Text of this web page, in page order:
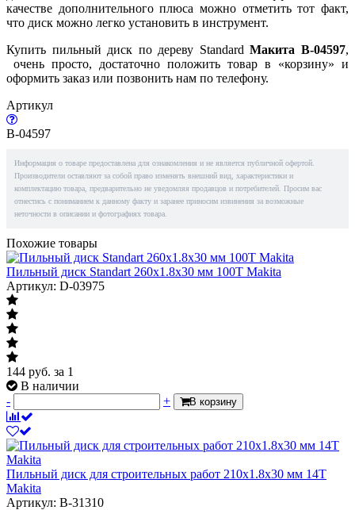
качестве дополнительного плюса можно отметить тот факт,
что диск можно легко установить в инструмент.
Купить пильный диск по дереву StandardМакита B-04597,
очень просто, достаточно положить товар в «корзину» и
оформить заказ или позвонить нам по телефону.
Артикул
B-04597
Информация о товаре предоставлена для ознакомления и не является публичной офертой.
Производители оставляют за собой право изменять внешний вид, характеристики и
комплектацию товара, предварительно не уведомляя продавцов и потребителей. Просим вас
отнестись с пониманием к данному факту и заранее приносим извинения за возможные
неточности в описании и фотографиях товара.
Похожие товары
Пильный диск Standart 260x1.8x30 мм 100T Makita
Артикул: D-03975
144 руб. за 1
В наличии
-
+ В корзину
Пильный диск для строительных работ 210x1.8x30 мм 14T
Makita
Артикул: B-31310